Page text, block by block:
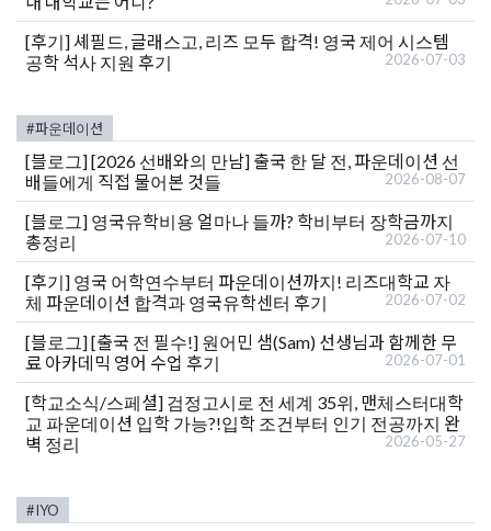
[후기]셰필드, 글래스고, 리즈 모두 합격! 영국 제어 시스템
공학 석사 지원 후기
2026-07-03
#파운데이션
[블로그][2026 선배와의 만남] 출국 한 달 전, 파운데이션 선
배들에게 직접 물어본 것들
2026-08-07
[블로그] 영국유학비용 얼마나 들까? 학비부터 장학금까지
총정리
2026-07-10
[후기] 영국 어학연수부터 파운데이션까지! 리즈대학교 자
체 파운데이션 합격과 영국유학센터 후기
2026-07-02
[블로그][출국 전 필수!] 원어민 샘(Sam) 선생님과 함께한 무
료 아카데믹 영어 수업 후기
2026-07-01
[학교소식/스페셜] 검정고시로 전 세계 35위, 맨체스터대학
교 파운데이션 입학 가능?!입학 조건부터 인기 전공까지 완
벽 정리
2026-05-27
#IYO